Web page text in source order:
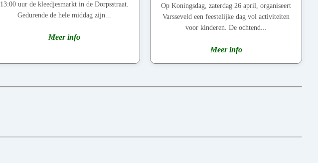
13:00 uur de kleedjesmarkt in de Dorpsstraat.
Gedurende de hele middag zijn...
Meer info
Op Koningsdag, zaterdag 26 april, organiseert
Varsseveld een feestelijke dag vol activiteiten
voor kinderen. De ochtend...
Meer info